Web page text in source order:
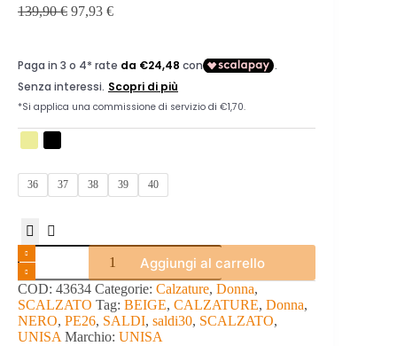
139,90€ 97,93 €
36 37 38 39 40
SCALZATO
-
UNISA
quantità
Aggiungi al carrello
COD: 43634 Categorie: Calzature, Donna,
SCALZATO Tag: BEIGE, CALZATURE, Donna,
NERO, PE26, SALDI, saldi30, SCALZATO,
UNISA Marchio: UNISA